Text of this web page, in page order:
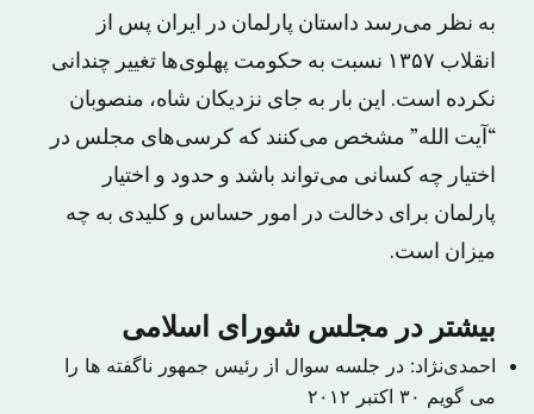
به نظر می‌رسد داستان پارلمان در ایران پس از
انقلاب ۱۳۵۷ نسبت به حکومت پهلوی‌ها تغییر چندانی
نکرده است. این بار به جای نزدیکان شاه، منصوبان
“آیت الله” مشخص می‌کنند که کرسی‌های مجلس در
اختیار چه کسانی می‌تواند باشد و حدود و اختیار
پارلمان برای دخالت در امور حساس و کلیدی به چه
میزان است.
بیشتر در مجلس شورای اسلامی
احمدی‌نژاد: در جلسه سوال از رئیس جمهور ناگفته ها را
می گویم‬ ۳۰ اکتبر ۲۰۱۲